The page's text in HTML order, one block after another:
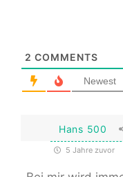
2 COMMENTS
Newest
Hans 500
5 Jahre zuvor